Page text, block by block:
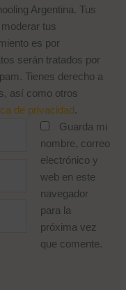
Argentina. Tus
tus
es por
serán tratados por
Tienes derecho a
así como otros
de privacidad .
Guarda mi
nombre, correo
electrónico y
web en este
navegador
para la
próxima vez
que comente.